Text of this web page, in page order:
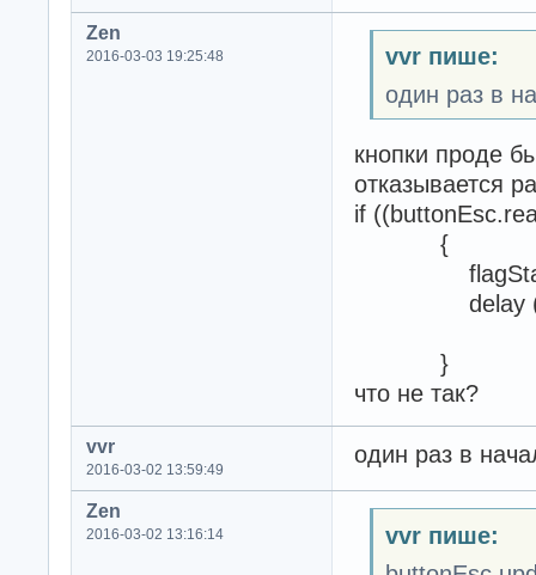
Zen
2016-03-03 19:25:48
vvr пише:
один раз в
кнопки проде
отказывается
if
{
delay
}
что не так?
vvr
2016-03-02 13:59:49
один раз в
Zen
2016-03-02 13:16:14
vvr пише: